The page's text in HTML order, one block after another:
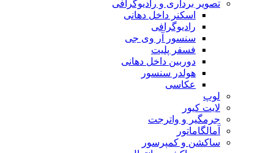
تصویر برداری و رادیوگرافی
اسکنر داخل دهانی
رادیوگرافی
سنسور آر وی جی
فسفر پلیت
دوربین داخل دهانی
هولدر سنسور
عکاسی
لوپ
لایت کیور
جرمگیر و واترجت
آمالگاماتور
ساکشن و کمپرسور